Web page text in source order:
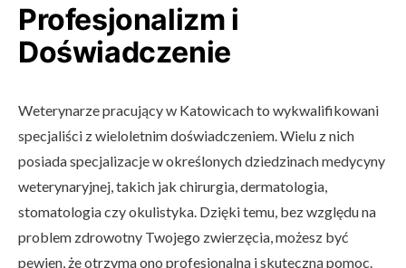
Profesjonalizm i
Doświadczenie
Weterynarze pracujący w Katowicach to wykwalifikowani
specjaliści z wieloletnim doświadczeniem. Wielu z nich
posiada specjalizacje w określonych dziedzinach medycyny
weterynaryjnej, takich jak chirurgia, dermatologia,
stomatologia czy okulistyka. Dzięki temu, bez względu na
problem zdrowotny Twojego zwierzęcia, możesz być
pewien, że otrzyma ono profesjonalną i skuteczną pomoc.